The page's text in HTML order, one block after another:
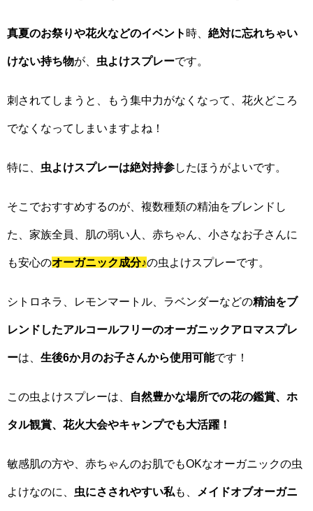
真夏のお祭りや花火などのイベント 時、 絶対に忘れちゃい
けない持ち物が、 虫よけスプレーです。
刺されてしまうと、もう集中力がなくなって、花火どころ
でなくなってしまいますよね！
特に、 虫よけスプレーは絶対持参したほうがよいです。
そこでおすすめするのが、複数種類の精油をブレンドし
た、家族全員、肌の弱い人、赤ちゃん、小さなお子さんに
も安心のオーガニック成分♪の虫よけスプレーです。
シトロネラ、レモンマートル、ラベンダーなどの精油をブ
レンドしたアルコールフリーのオーガニックアロマスプレ
ーは、 生後6か月のお子さんから使用可能です！
この虫よけスプレーは、 自然豊かな場所での花の鑑賞、ホ
タル観賞、花火大会やキャンプでも大活躍！
敏感肌の方や、赤ちゃんのお肌でもOKなオーガニックの虫
よけなのに、 虫にさされやすい私も、 メイドオブオーガニ